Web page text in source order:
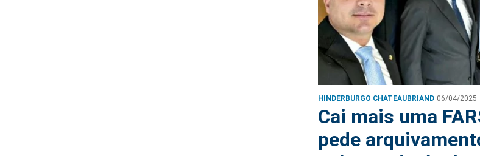
HINDERBURGO CHATEAUBRIAND 06/04/2025
Cai mais uma
pede